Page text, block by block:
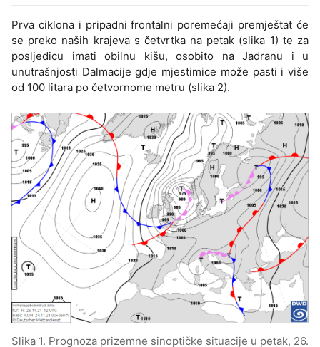
Prva ciklona i pripadni frontalni poremećaji premještat će
se preko naših krajeva s četvrtka na petak (slika 1) te za
posljedicu imati obilnu kišu, osobito na Jadranu i u
unutrašnjosti Dalmacije gdje mjestimice može pasti i više
od 100 litara po četvornome metru (slika 2).
Slika 1. Prognoza prizemne sinoptičke situacije u petak, 26.